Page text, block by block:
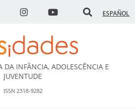
ESPAÑOL
DA INFÂNCIA, ADOLESCÊNCIA E
JUVENTUDE
ISSN 2318-9282